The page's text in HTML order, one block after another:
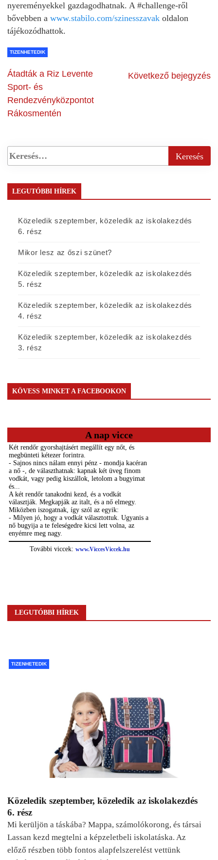
nyereményekkel gazdagodhatnak. A #challenge-ről
bővebben a www.stabilo.com/szinesszavak oldalon
tájékozódhattok.
TIZENHETEDIK
Átadták a Riz Levente
Sport- és
Rendezvényközpontot
Rákosmentén
Következő bejegyzés
LEGUTÓBBI HÍREK
Közeledik szeptember, közeledik az iskolakezdés
6. rész
Mikor lesz az őszi szünet?
Közeledik szeptember, közeledik az iskolakezdés
5. rész
Közeledik szeptember, közeledik az iskolakezdés
4. rész
Közeledik szeptember, közeledik az iskolakezdés
3. rész
KÖVESS MINKET A FACEBOOKON
A nap vicce
LEGUTÓBBI HÍREK
TIZENHETEDIK
Közeledik szeptember, közeledik az iskolakezdés
6. rész
Mi kerüljön a táskába? Mappa, számolókorong, és társai
Lassan kezd megtelni a képzeletbeli iskolatáska. Az
előző részben több fontos alapfelszerelést vettünk